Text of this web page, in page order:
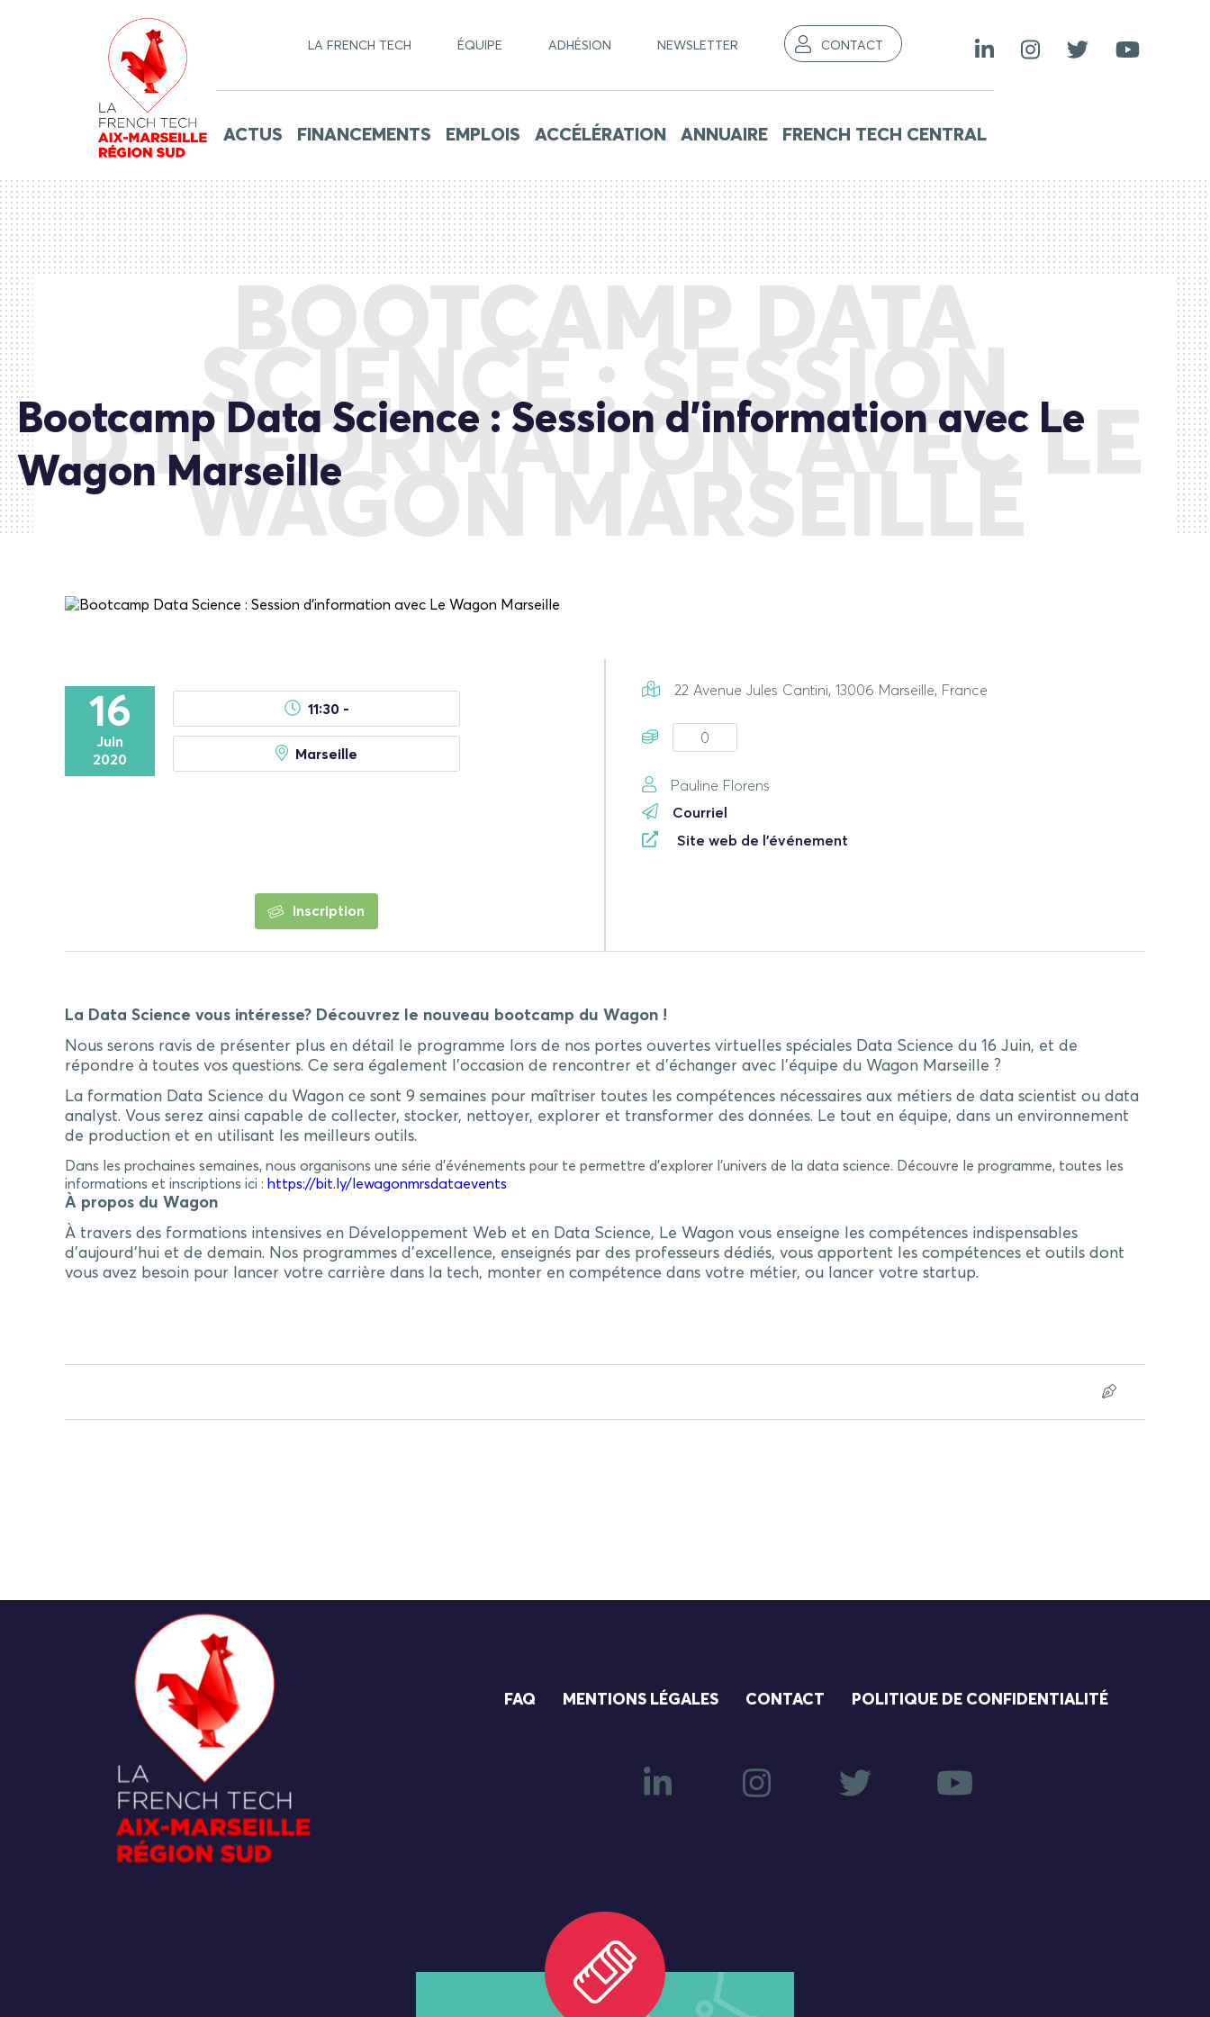
LA FRENCH TECH ÉQUIPE ADHÉSION NEWSLETTER CONTACT
ACTUS FINANCEMENTS EMPLOIS ACCÉLÉRATION ANNUAIRE FRENCH TECH CENTRAL
BOOTCAMP DATA
SCIENCE : SESSION
D’INFORMATION AVEC LE
WAGON MARSEILLE
Bootcamp Data Science : Session d’information avec Le
Wagon Marseille
16
Juin
2020
11:30 -
Marseille
Inscription
22 Avenue Jules Cantini, 13006 Marseille, France
0
Pauline Florens
Courriel
Site web de l'événement
La Data Science vous intéresse? Découvrez le nouveau bootcamp du Wagon !
Nous serons ravis de présenter plus en détail le programme lors de nos portes ouvertes virtuelles spéciales Data Science du 16 Juin, et de
répondre à toutes vos questions. Ce sera également l’occasion de rencontrer et d’échanger avec l’équipe du Wagon Marseille ?
La formation Data Science du Wagon ce sont 9 semaines pour maîtriser toutes les compétences nécessaires aux métiers de data scientist ou data
analyst. Vous serez ainsi capable de collecter, stocker, nettoyer, explorer et transformer des données. Le tout en équipe, dans un environnement
de production et en utilisant les meilleurs outils.
Dans les prochaines semaines, nous organisons une série d’événements pour te permettre d’explorer l’univers de la data science. Découvre le programme, toutes les
informations et inscriptions ici : https://bit.ly/lewagonmrsdataevents
À propos du Wagon
À travers des formations intensives en Développement Web et en Data Science, Le Wagon vous enseigne les compétences indispensables
d’aujourd’hui et de demain. Nos programmes d’excellence, enseignés par des professeurs dédiés, vous apportent les compétences et outils dont
vous avez besoin pour lancer votre carrière dans la tech, monter en compétence dans votre métier, ou lancer votre startup.
FAQ MENTIONS LÉGALES CONTACT POLITIQUE DE CONFIDENTIALITÉ